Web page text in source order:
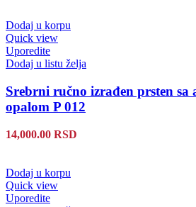
Dodaj u korpu
Quick view
Uporedite
Dodaj u listu želja
Srebrni ručno izrađen prsten sa
opalom P 012
14,000.00 RSD
Dodaj u korpu
Quick view
Uporedite